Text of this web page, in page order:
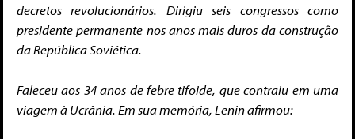
decretos revolucionários. Dirigiu seis congressos como
presidente permanente nos anos mais duros da construção
da República Soviética.
Faleceu aos 34 anos de febre tifoide, que contraiu em uma
viagem à Ucrânia. Em sua memória, Lenin afirmou: